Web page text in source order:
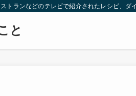
トランなどのテレビで紹介されたレシピ、ダ
と